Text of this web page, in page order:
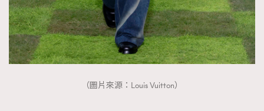
（圖片來源：Louis Vuitton）